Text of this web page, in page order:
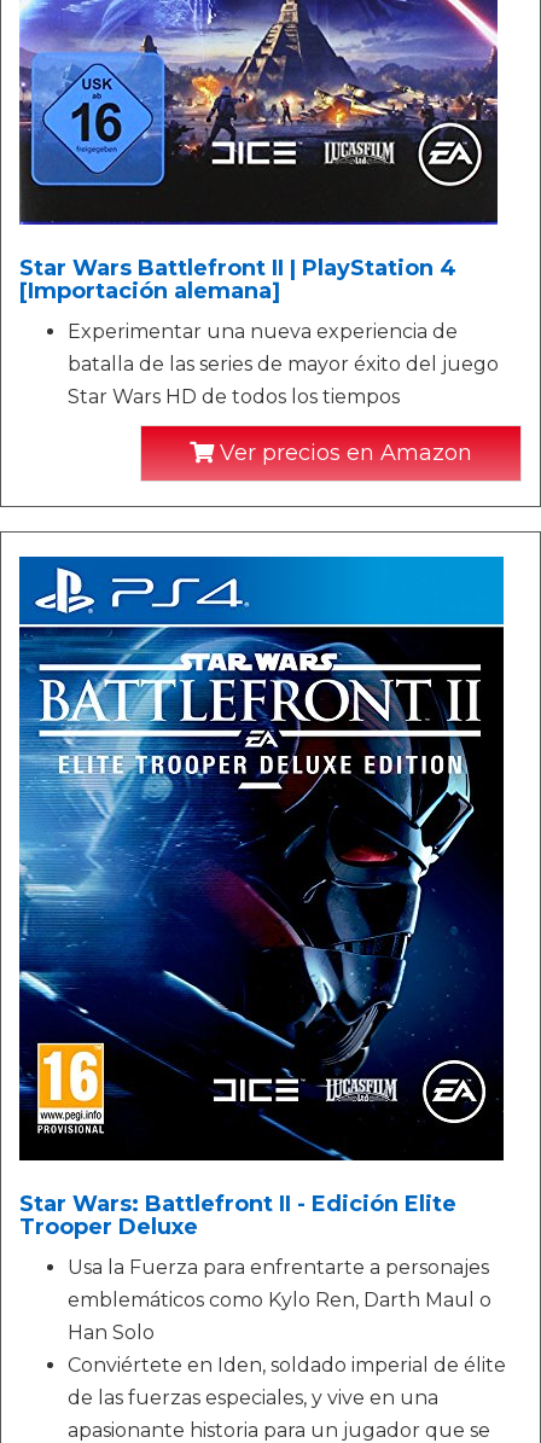
Star Wars Battlefront II | PlayStation 4
[Importación alemana]
Experimentar una nueva experiencia de
batalla de las series de mayor éxito del juego
Star Wars HD de todos los tiempos
Ver precios en Amazon
Star Wars: Battlefront II - Edición Elite
Trooper Deluxe
Usa la Fuerza para enfrentarte a personajes
emblemáticos como Kylo Ren, Darth Maul o
Han Solo
Conviértete en Iden, soldado imperial de élite
de las fuerzas especiales, y vive en una
apasionante historia para un jugador que se